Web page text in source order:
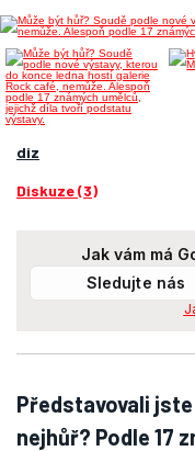
diz
Diskuze (3)
Jak vám má
Sledujte nás
Představovali
nejhůř? Podle 17